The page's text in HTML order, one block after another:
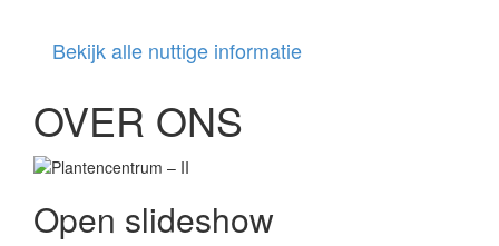
Bekijk alle nuttige informatie
OVER ONS
Open slideshow